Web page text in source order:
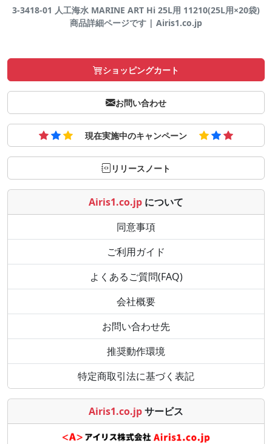
3-3418-01 人工海水 MARINE ART Hi 25L用 11210(25L用×20袋)
商品詳細ページです | Airis1.co.jp
ショッピングカート
お問い合わせ
現在実施中のキャンペーン
リリースノート
Airis1.co.jp について
同意事項
ご利用ガイド
よくあるご質問(FAQ)
会社概要
お問い合わせ先
推奨動作環境
特定商取引法に基づく表記
Airis1.co.jpサービス